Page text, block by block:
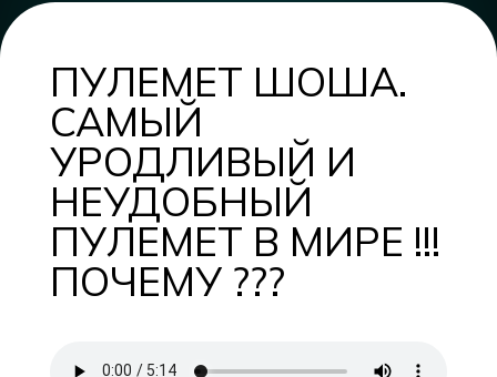
ПУЛЕМЕТ ШОША.
САМЫЙ
УРОДЛИВЫЙ И
НЕУДОБНЫЙ
ПУЛЕМЕТ В МИРЕ !!!
ПОЧЕМУ ???